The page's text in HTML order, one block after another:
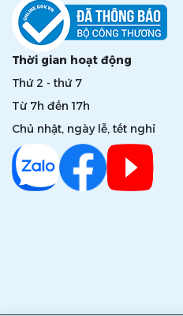
Thời gian hoạt động
Thứ 2 - thứ 7
Từ 7h đến 17h
Chủ nhật, ngày lễ, tết nghỉ